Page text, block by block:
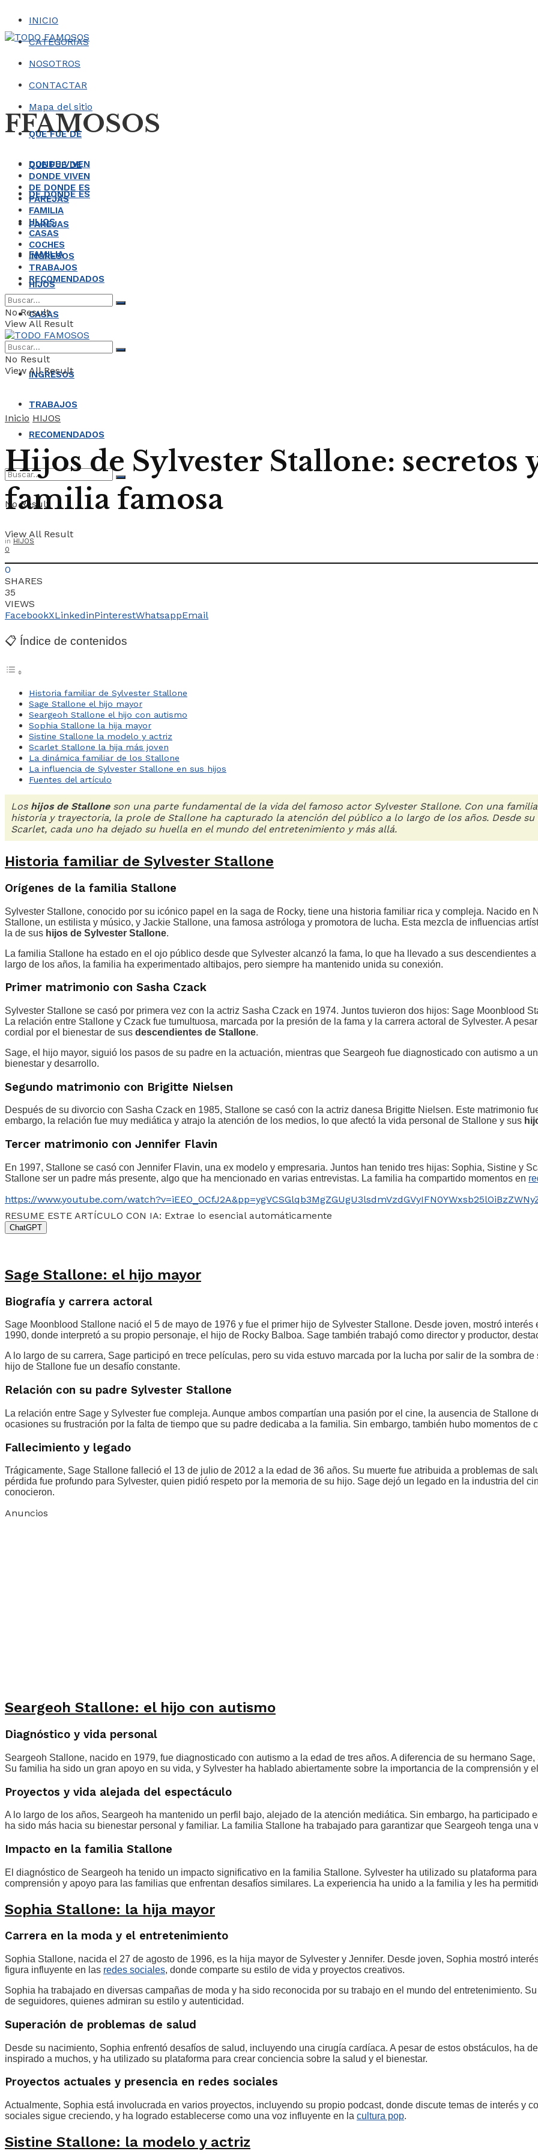
INICIO
CATEGORÍAS
NOSOTROS
CONTACTAR
Mapa del sitio
FFAMOSOS
QUE FUE DE
DONDE VIVEN
DE DONDE ES
PAREJAS
FAMILIA
HIJOS
CASAS
COCHES
INGRESOS
TRABAJOS
RECOMENDADOS
No Result
View All Result
QUE FUE DE
DONDE VIVEN
DE DONDE ES
PAREJAS
FAMILIA
HIJOS
CASAS
COCHES
INGRESOS
TRABAJOS
RECOMENDADOS
No Result
View All Result
No Result
View All Result
Inicio HIJOS
Hijos de Sylvester Stallone: secretos
familia famosa
in HIJOS
0
0
SHARES
35
VIEWS
FacebookXLinkedinPinterestWhatsappEmail
📋 Índice de contenidos
Historia familiar de Sylvester Stallone
Sage Stallone el hijo mayor
Seargeoh Stallone el hijo con autismo
Sophia Stallone la hija mayor
Sistine Stallone la modelo y actriz
Scarlet Stallone la hija más joven
La dinámica familiar de los Stallone
La influencia de Sylvester Stallone en sus hijos
Fuentes del artículo
Los hijos de Stalloneson una parte fundamental de la vida del famoso actor Sylvester Stallone. Con una
historia y trayectoria, la prole de Stallone ha capturado la atención del público a lo largo de los años. Desde su
Scarlet, cada uno ha dejado su huella en el mundo del entretenimiento y más allá.
Historia familiar de Sylvester Stallone
Orígenes de la familia Stallone
Sylvester Stallone, conocido por su icónico papel en la saga de Rocky, tiene una historia familiar rica y compleja. Nacido
Stallone, un estilista y músico, y Jackie Stallone, una famosa astróloga y promotora de lucha. Esta mezcla de influencias
la de sus hijos de Sylvester Stallone.
La familia Stallone ha estado en el ojo público desde que Sylvester alcanzó la fama, lo que ha llevado a sus descendientes
largo de los años, la familia ha experimentado altibajos, pero siempre ha mantenido unida su conexión.
Primer matrimonio con Sasha Czack
Sylvester Stallone se casó por primera vez con la actriz Sasha Czack en 1974. Juntos tuvieron dos hijos: Sage Moonblood
La relación entre Stallone y Czack fue tumultuosa, marcada por la presión de la fama y la carrera actoral de Sylvester. A
cordial por el bienestar de sus descendientes de Stallone.
Sage, el hijo mayor, siguió los pasos de su padre en la actuación, mientras que Seargeoh fue diagnosticado con autismo a
bienestar y desarrollo.
Segundo matrimonio con Brigitte Nielsen
Después de su divorcio con Sasha Czack en 1985, Stallone se casó con la actriz danesa Brigitte Nielsen. Este matrimonio
embargo, la relación fue muy mediática y atrajo la atención de los medios, lo que afectó la vida personal de Stallone y sus
Tercer matrimonio con Jennifer Flavin
En 1997, Stallone se casó con Jennifer Flavin, una ex modelo y empresaria. Juntos han tenido tres hijas: Sophia, Sistine y
Stallone ser un padre más presente, algo que ha mencionado en varias entrevistas. La familia ha compartido momentos en
https://www.youtube.com/
RESUME ESTE ARTÍCULO CON IA: Extrae lo esencial automáticamente
ChatGPT
Sage Stallone: el hijo mayor
Biografía y carrera actoral
Sage Moonblood Stallone nació el 5 de mayo de 1976 y fue el primer hijo de Sylvester Stallone. Desde joven, mostró
1990, donde interpretó a su propio personaje, el hijo de Rocky Balboa. Sage también trabajó como director y productor,
A lo largo de su carrera, Sage participó en trece películas, pero su vida estuvo marcada por la lucha por salir de la sombra
hijo de Stallone fue un desafío constante.
Relación con su padre Sylvester Stallone
La relación entre Sage y Sylvester fue compleja. Aunque ambos compartían una pasión por el cine, la ausencia de Stallone
ocasiones su frustración por la falta de tiempo que su padre dedicaba a la familia. Sin embargo, también hubo momentos de
Fallecimiento y legado
Trágicamente, Sage Stallone falleció el 13 de julio de 2012 a la edad de 36 años. Su muerte fue atribuida a problemas de
pérdida fue profundo para Sylvester, quien pidió respeto por la memoria de su hijo. Sage dejó un legado en la industria del
conocieron.
Anuncios
Seargeoh Stallone: el hijo con autismo
Diagnóstico y vida personal
Seargeoh Stallone, nacido en 1979, fue diagnosticado con autismo a la edad de tres años. A diferencia de su hermano
Su familia ha sido un gran apoyo en su vida, y Sylvester ha hablado abiertamente sobre la importancia de la comprensión y
Proyectos y vida alejada del espectáculo
A lo largo de los años, Seargeoh ha mantenido un perfil bajo, alejado de la atención mediática. Sin embargo, ha
ha sido más hacia su bienestar personal y familiar. La familia Stallone ha trabajado para garantizar que Seargeoh tenga una
Impacto en la familia Stallone
El diagnóstico de Seargeoh ha tenido un impacto significativo en la familia Stallone. Sylvester ha utilizado su plataforma
comprensión y apoyo para las familias que enfrentan desafíos similares. La experiencia ha unido a la familia y les ha
Sophia Stallone: la hija mayor
Carrera en la moda y el entretenimiento
Sophia Stallone, nacida el 27 de agosto de 1996, es la hija mayor de Sylvester y Jennifer. Desde joven, Sophia mostró
figura influyente en las redes sociales, donde comparte su estilo de vida y proyectos creativos.
Sophia ha trabajado en diversas campañas de moda y ha sido reconocida por su trabajo en el mundo del entretenimiento.
de seguidores, quienes admiran su estilo y autenticidad.
Superación de problemas de salud
Desde su nacimiento, Sophia enfrentó desafíos de salud, incluyendo una cirugía cardíaca. A pesar de estos obstáculos, ha
inspirado a muchos, y ha utilizado su plataforma para crear conciencia sobre la salud y el bienestar.
Proyectos actuales y presencia en redes sociales
Actualmente, Sophia está involucrada en varios proyectos, incluyendo su propio podcast, donde discute temas de interés y
sociales sigue creciendo, y ha logrado establecerse como una voz influyente en la cultura pop.
Sistine Stallone: la modelo y actriz